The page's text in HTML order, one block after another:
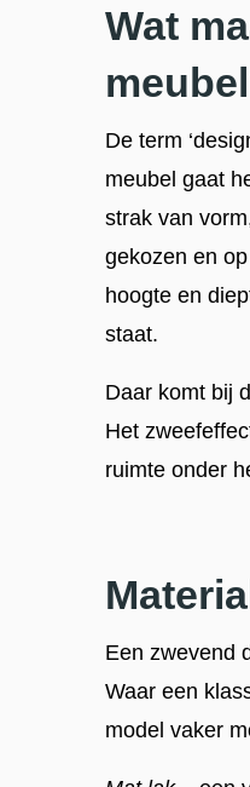
Wat
De term
meubel gaat
strak van
gekozen en
hoogte en
staat.
Daar komt bij
Het
ruimte onder
Een zwevend
Waar een
model vaker